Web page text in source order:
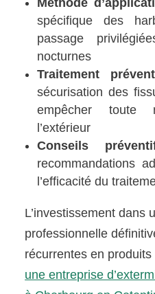
spécifique des
passage
nocturnes
Traitement
sécurisation des
empêcher toute
l’extérieur
Conseils
recommandations
l’efficacité du
L’investissement dans
professionnelle
récurrentes en
une entreprise